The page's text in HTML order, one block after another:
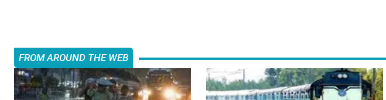
FROM AROUND THE WEB